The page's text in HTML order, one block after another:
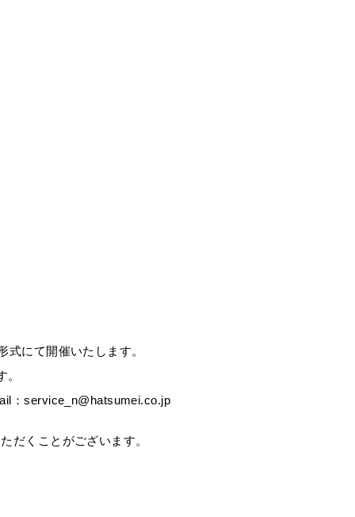
にて開催いたします。
service_n@hatsumei.co.jp
だくことがございます。